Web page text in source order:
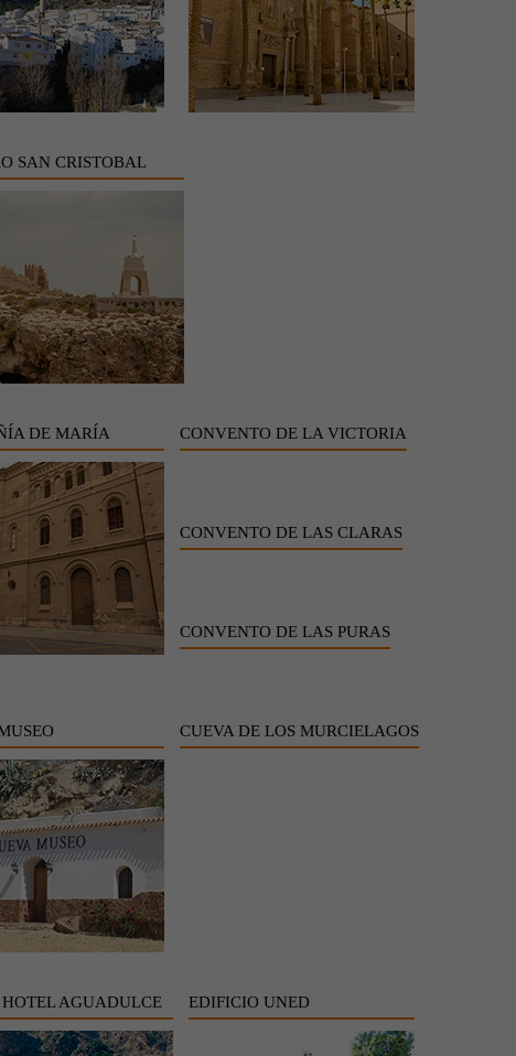
SAN CRISTOBAL
DE MARÍA CONVENTO DE LA VICTORIA
CONVENTO DE LAS CLARAS
CONVENTO DE LAS PURAS
CUEVA DE LOS MURCIELAGOS
AGUADULCE EDIFICIO UNED